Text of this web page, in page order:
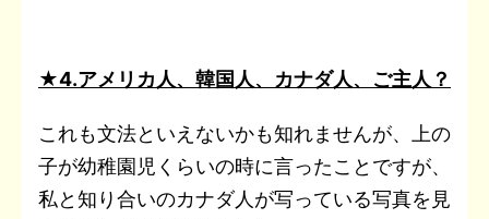
★4.アメリカ人、韓国人、カナダ人、ご主人？
これも文法といえないかも知れませんが、上の
子が幼稚園児くらいの時に言ったことですが、
私と知り合いのカナダ人が写っている写真を見